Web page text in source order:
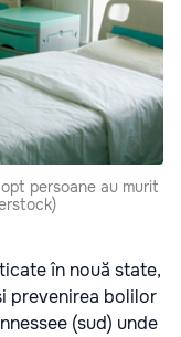
persoane au murit
în nouă state,
prevenirea bolilor
(sud) unde